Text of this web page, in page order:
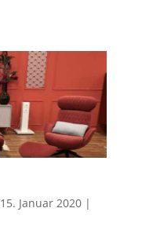
15. Januar 2020|